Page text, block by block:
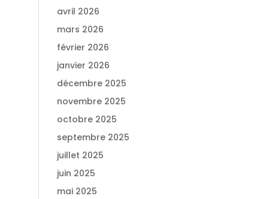
avril 2026
mars 2026
février 2026
janvier 2026
décembre 2025
novembre 2025
octobre 2025
septembre 2025
juillet 2025
juin 2025
mai 2025